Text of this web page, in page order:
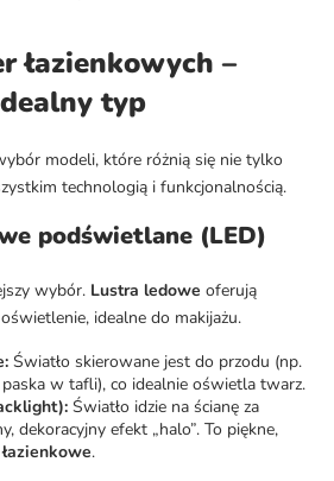
łazienkowych –
typ
modeli, które różnią się nie tylko
technologią i funkcjonalnością.
podświetlane (LED)
wybór. Lustra ledowe oferują
idealne do makijażu.
Światło skierowane jest do przodu (np.
w tafli), co idealnie oświetla twarz.
Światło idzie na ścianę za
dekoracyjny efekt „halo”. To piękne,
.